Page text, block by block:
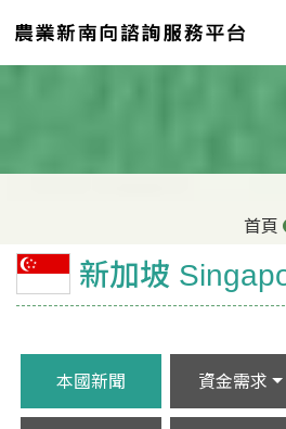
首頁
新加坡
本國新聞 資金需求